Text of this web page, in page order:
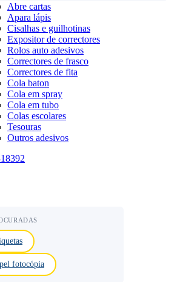
Abre cartas
Apara lápis
Cisalhas e guilhotinas
Expositor de correctores
Rolos auto adesivos
Correctores de frasco
Correctores de fita
Cola baton
Cola em spray
Cola em tubo
Colas escolares
Tesouras
Outros adesivos
fotocópia